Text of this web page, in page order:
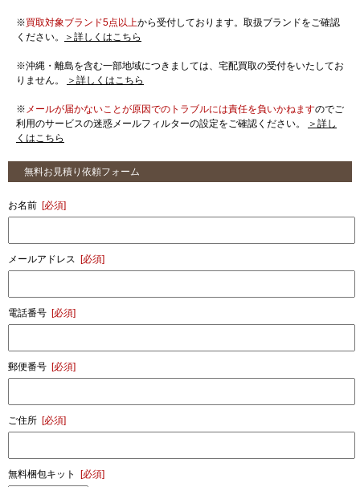
※買取対象ブランド5点以上から受付しております。取扱ブランドをご確認
ください。
＞詳しくはこちら
※沖縄・離島を含む一部地域につきましては、宅配買取の受付をいたしてお
りません。
＞詳しくはこちら
※ メールが届かないことが原因でのトラブルには責任を負いかねますのでご
利用のサービスの迷惑メールフィルターの設定をご確認ください。
＞詳し
くはこちら
無料お見積り依頼フォーム
お名前 [必須]
メールアドレス [必須]
電話番号 [必須]
郵便番号 [必須]
ご住所 [必須]
無料梱包キット [必須]